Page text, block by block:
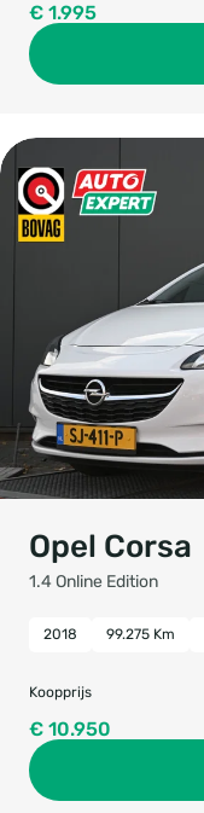
€ 1.995
Opel Corsa
1.4 Online Edition
2018 99.275 Km
Koopprijs
€ 10.950